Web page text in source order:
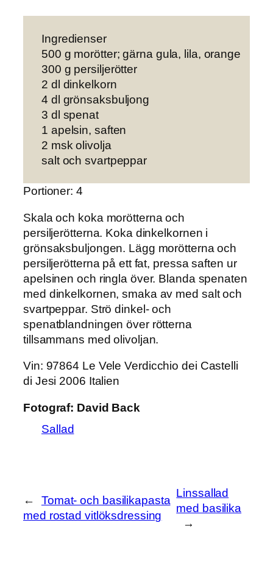
Ingredienser
500 g morötter; gärna gula, lila, orange
300 g persiljerötter
2 dl dinkelkorn
4 dl grönsaksbuljong
3 dl spenat
1 apelsin, saften
2 msk olivolja
salt och svartpeppar
Portioner: 4
Skala och koka morötterna och
persiljerötterna. Koka dinkelkornen i
grönsaksbuljongen. Lägg morötterna och
persiljerötterna på ett fat, pressa saften ur
apelsinen och ringla över. Blanda spenaten
med dinkelkornen, smaka av med salt och
svartpeppar. Strö dinkel- och
spenatblandningen över rötterna
tillsammans med olivoljan.
Vin: 97864 Le Vele Verdicchio dei Castelli
di Jesi 2006 Italien
Fotograf: David Back
Sallad
←
Tomat- och basilikapasta
med rostad vitlöksdressing
Linssallad
med basilika
→